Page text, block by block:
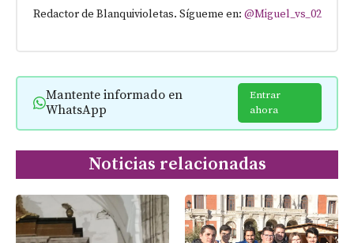
Redactor de Blanquivioletas. Sígueme en: @Miguel_vs_02
Mantente informado en
WhatsApp
Entrar
ahora
Noticias relacionadas